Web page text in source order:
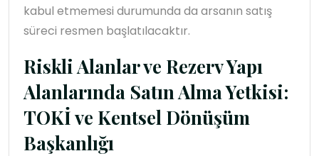
kabul etmemesi durumunda da arsanın satış
süreci resmen başlatılacaktır.
Riskli Alanlar ve Rezerv Yapı
Alanlarında Satın Alma Yetkisi:
TOKİ ve Kentsel Dönüşüm
Başkanlığı